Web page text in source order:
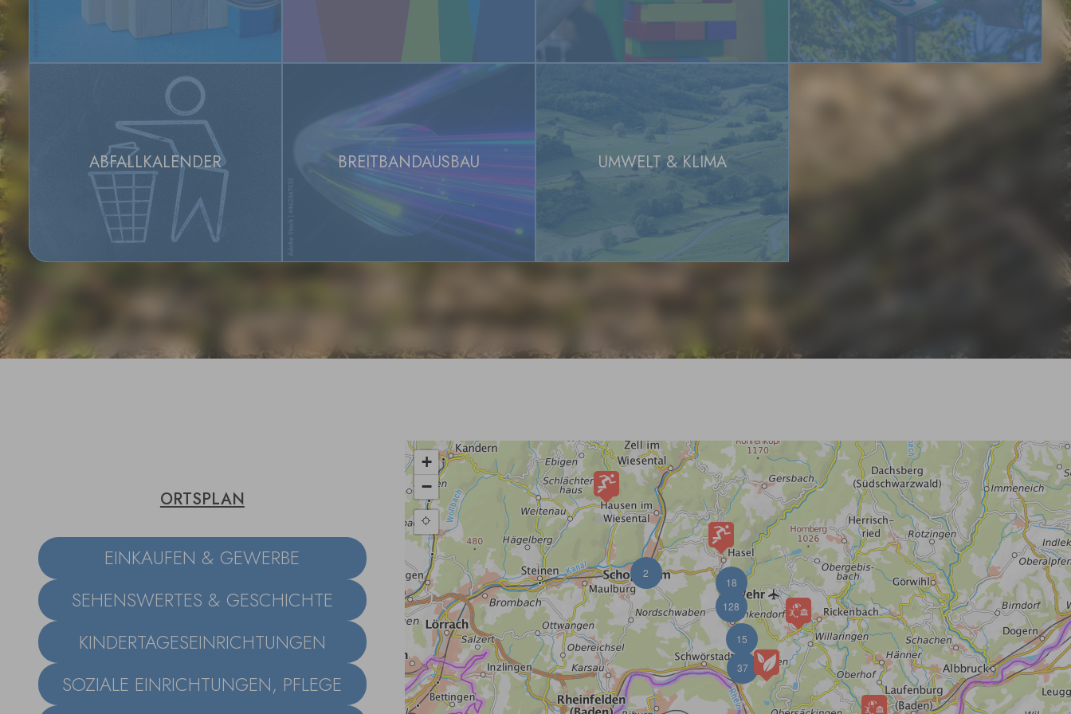
(Wehratal) wird die halbseitige Sperrung mit
Ampelregelung der L 148 bis 30. Oktober verlängert.
Rathaus am 29. Juli geschlossen
2026
Aufgrund einer internen Veranstaltung bleibt das
Rathaus am Mittwoch, 29. Juli 2026 geschlossen. Am
Donnerstag, 30. Juli sind wir wieder wie gewohnt für
Sie da. Danke für Ihr Verständnis!
ABFALLKALENDER BREITBANDAUSBAU UMWELT & KLIMA
ORTSPLAN
EINKAUFEN & GEWERBE
SEHENSWERTES & GESCHICHTE
KINDERTAGESEINRICHTUNGEN
SOZIALE EINRICHTUNGEN, PFLEGE